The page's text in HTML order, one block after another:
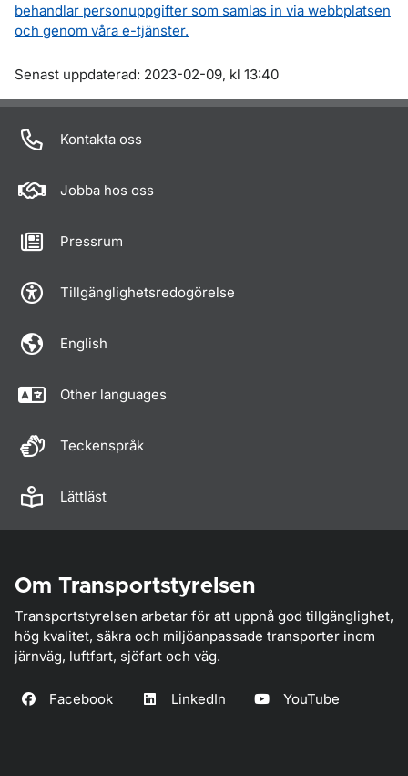
behandlar personuppgifter som samlas in via webbplatsen
och genom våra e-tjänster.
Om sidan
Senast uppdaterad: 2023-02-09, kl 13:40
Kontakta oss
Jobba hos oss
Pressrum
Tillgänglighetsredogörelse
English
Other languages
Teckenspråk
Lättläst
Om Transportstyrelsen
Transportstyrelsen arbetar för att uppnå god tillgänglighet,
hög kvalitet, säkra och miljöanpassade transporter inom
järnväg, luftfart, sjöfart och väg.
Facebook LinkedIn YouTube